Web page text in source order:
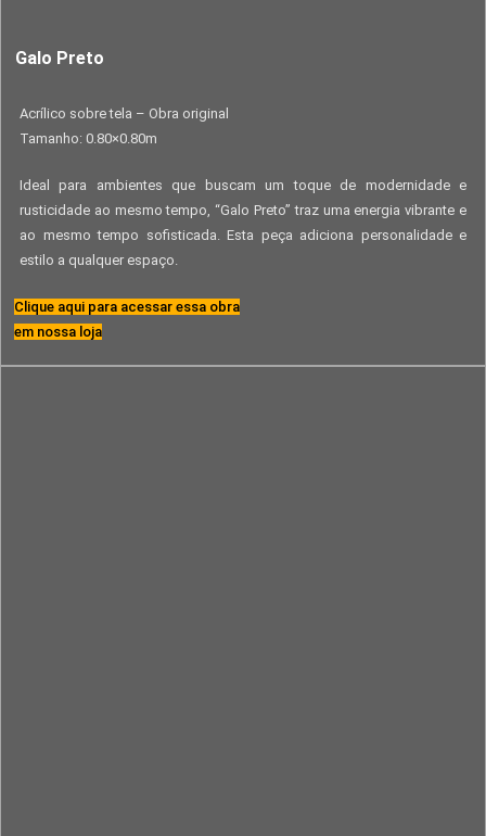
Galo Preto
Acrílico sobre tela – Obra original
Tamanho: 0.80×0.80m
Ideal para ambientes que buscam um toque de modernidade e
rusticidade ao mesmo tempo, “Galo Preto” traz uma energia vibrante e
ao mesmo tempo sofisticada. Esta peça adiciona personalidade e
estilo a qualquer espaço.
Clique aqui para acessar essa obra
em nossa loja